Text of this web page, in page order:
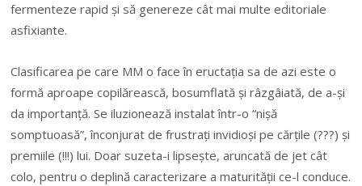
fermenteze rapid și să genereze cât mai multe editoriale
asfixiante.
Clasificarea pe care MM o face în eructația sa de azi este o
formă aproape copilărească, bosumflată și râzgâiată, de a-și
da importanță. Se iluzionează instalat într-o “nișă
somptuoasă”, înconjurat de frustrați invidioși pe cărțile (???) și
premiile (!!!) lui. Doar suzeta-i lipsește, aruncată de jet cât
colo, pentru o deplină caracterizare a maturității ce-l conduce.